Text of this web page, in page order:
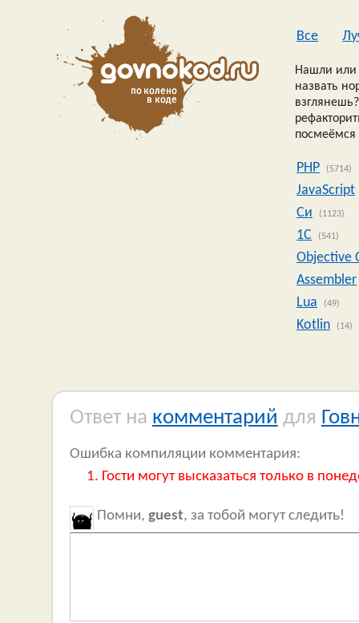
Все
Нашли или
назвать
посмеёмся
PHP (5714)
JavaScript
Си
(1123)
1C (541)
Objective
Assembler
Lua
(49)
Kotlin (14)
Ответ на комментарий для
Ошибка компиляции комментария:
Гости могут высказаться только в
Помни, guest, за тобой могут следить!